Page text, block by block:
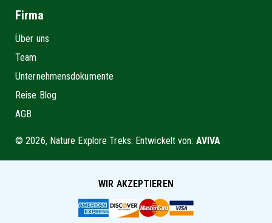
Firma
Über uns
Team
Unternehmensdokumente
Reise Blog
AGB
© 2026, Nature Explore Treks. Entwickelt von: AVIVA
WIR AKZEPTIEREN